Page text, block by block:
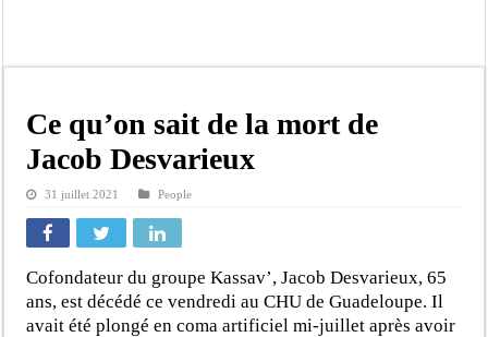
Succession de Pape Thiaw : la bombe à retardement qui menace la FSF
Baisse des réserves de sang : au CNTS de Dakar, des citoyens répondent à
Nécrologie : Décès de Djibril Dièye, animateur de l’émission « Auto Mag » sur
Affaire Pape Cheikh Diallo et Cie : le Parquet fait appel après le non-lieu
Ce qu’on sait de la mort de
Jacob Desvarieux
31 juillet 2021 People
Cofondateur du groupe Kassav’, Jacob Desvarieux, 65
ans, est décédé ce vendredi au CHU de Guadeloupe. Il
avait été plongé en coma artificiel mi-juillet après avoir